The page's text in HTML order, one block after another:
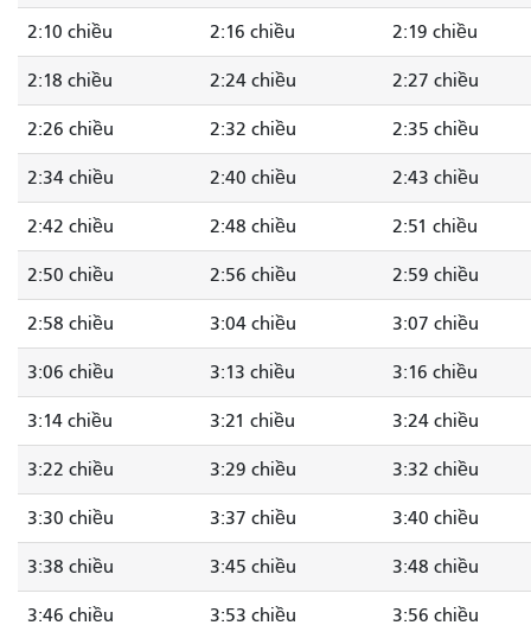
2:10 chiều 2:16 chiều 2:19 chiều
2:18 chiều 2:24 chiều 2:27 chiều
2:26 chiều 2:32 chiều 2:35 chiều
2:34 chiều 2:40 chiều 2:43 chiều
2:42 chiều 2:48 chiều 2:51 chiều
2:50 chiều 2:56 chiều 2:59 chiều
2:58 chiều 3:04 chiều 3:07 chiều
3:06 chiều 3:13 chiều 3:16 chiều
3:14 chiều 3:21 chiều 3:24 chiều
3:22 chiều 3:29 chiều 3:32 chiều
3:30 chiều 3:37 chiều 3:40 chiều
3:38 chiều 3:45 chiều 3:48 chiều
3:46 chiều 3:53 chiều 3:56 chiều